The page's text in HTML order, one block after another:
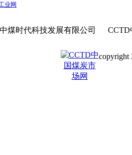
业网
煤时代科技发展有限公司
copyright